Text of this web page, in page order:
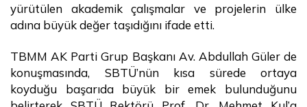
yürütülen akademik çalışmalar ve projelerin ülke
adına büyük değer taşıdığını ifade etti.
TBMM AK Parti Grup Başkanı Av. Abdullah Güler de
konuşmasında, SBTÜ’nün kısa sürede ortaya
koyduğu başarıda büyük bir emek bulunduğunu